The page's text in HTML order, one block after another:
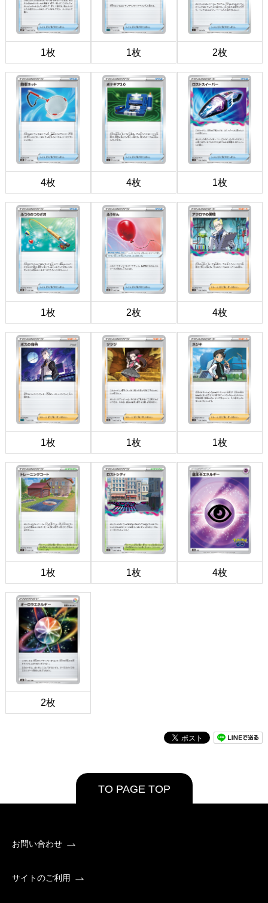
1枚 1枚 2枚
4枚 4枚 1枚
1枚 2枚 4枚
1枚 1枚 1枚
1枚 1枚 4枚
2枚
TO PAGE TOP
お問い合わせ
サイトのご利用